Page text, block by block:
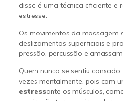
disso é uma técnica eficiente e
estresse.
Os movimentos da massagem
deslizamentos superficiais e
pressão, percussão e
Quem nunca se sentiu
vezes mentalmente, pois com
estressante os músculos,